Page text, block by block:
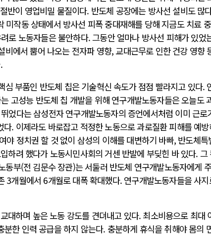
반이 영업비밀 물질이다. 반도체 공장에는 방사선 설비도 많
미작동 상태에서 방사선 피폭 중대재해를 당해 지금도 치료
로 노동자들은 불안하다. 그동안 얼마나 방사선 피해가 있었
에서 뿜어 나오는 전자파 영향, 교대근무로 인한 건강 영향
부품인 반도체 칩은 기술혁신 속도가 점점 빨라지고 있다.
고성능 반도체 칩 개발을 위해 연구개발노동자들은 오늘도
었다는 삼성전자 연구개발노동자의 증언에서처럼 이미 근로
. 이제라도 바로잡고 적정한 노동으로 과로질환 피해를 예
야 정치권 할 것 없이 삼성의 이해를 대변하기 바빠, 반도체특
하려 했다가 노동시민사회의 거센 반발에 부딪힌 바 있다. 그
동부(전 김문수 장관)는 서둘러 반도체 연구개발노동자에게
3개월에서 6개월로 대폭 확대했다. 연구개발노동자들을 사
대하며 높은 노동 강도를 견뎌내고 있다. 최소비용으로 최대
한 인력 공급을 하지 않는다. 충분하게 휴식을 취해야 몸의